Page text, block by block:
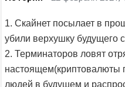
1. Скайнет посылает в
убили верхушку будущего
2. Терминаторов ловят
настоящем(криптовалюты
людей в будущем и